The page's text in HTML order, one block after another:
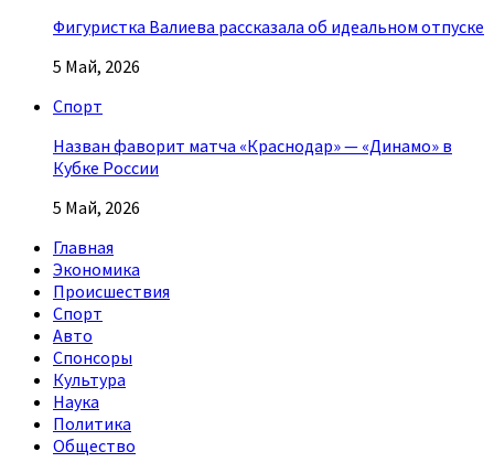
Фигуристка Валиева рассказала об идеальном отпуске
5 Май, 2026
Спорт
Назван фаворит матча «Краснодар» — «Динамо» в
Кубке России
5 Май, 2026
Главная
Экономика
Происшествия
Спорт
Авто
Спонсоры
Культура
Наука
Политика
Общество